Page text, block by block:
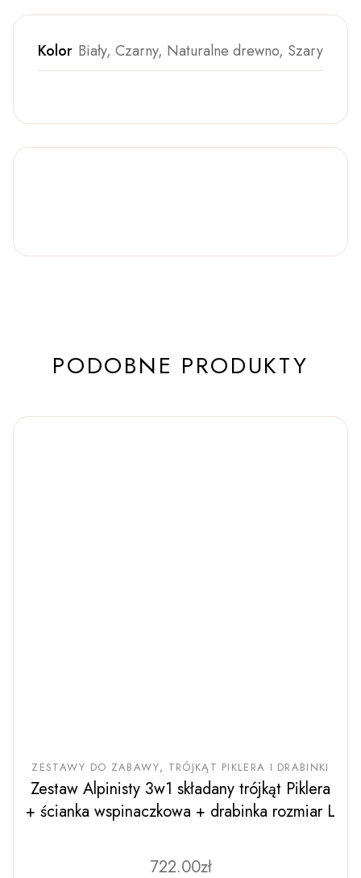
Kolor Biały, Czarny, Naturalne drewno, Szary
PODOBNE PRODUKTY
ZESTAWY DO ZABAWY TRÓJKĄT PIKLERA I DRABINKI
Zestaw Alpinisty 3w1 składany trójkąt Piklera
+ ścianka wspinaczkowa + drabinka rozmiar L
722.00zł
Ten